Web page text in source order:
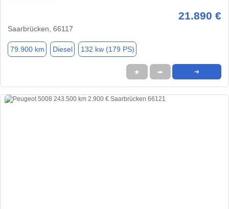
21.890 €
Saarbrücken, 66117
79.900 km Diesel 132 kw (179 PS)
★ ➦ ➜